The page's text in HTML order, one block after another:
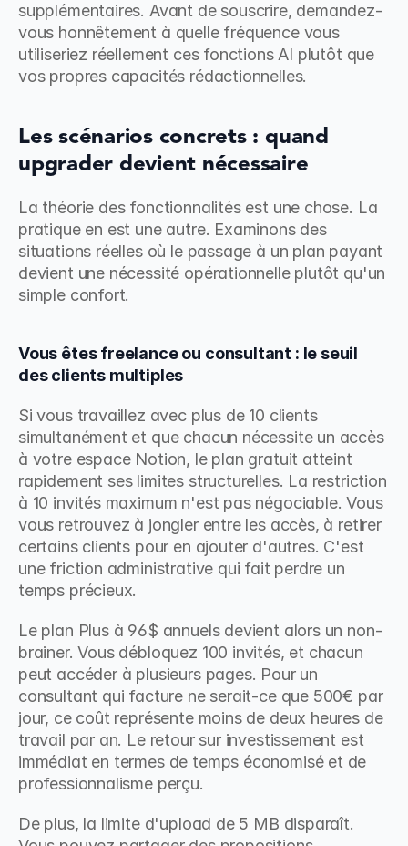
supplémentaires. Avant de souscrire, demandez-
vous honnêtement à quelle fréquence vous
utiliseriez réellement ces fonctions AI plutôt que
vos propres capacités rédactionnelles.
Les scénarios concrets : quand
upgrader devient nécessaire
La théorie des fonctionnalités est une chose. La
pratique en est une autre. Examinons des
situations réelles où le passage à un plan payant
devient une nécessité opérationnelle plutôt qu'un
simple confort.
Vous êtes freelance ou consultant : le seuil
des clients multiples
Si vous travaillez avec plus de 10 clients
simultanément et que chacun nécessite un accès
à votre espace Notion, le plan gratuit atteint
rapidement ses limites structurelles. La restriction
à 10 invités maximum n'est pas négociable. Vous
vous retrouvez à jongler entre les accès, à retirer
certains clients pour en ajouter d'autres. C'est
une friction administrative qui fait perdre un
temps précieux.
Le plan Plus à 96$ annuels devient alors un non-
brainer. Vous débloquez 100 invités, et chacun
peut accéder à plusieurs pages. Pour un
consultant qui facture ne serait-ce que 500€ par
jour, ce coût représente moins de deux heures de
travail par an. Le retour sur investissement est
immédiat en termes de temps économisé et de
professionnalisme perçu.
De plus, la limite d'upload de 5 MB disparaît.